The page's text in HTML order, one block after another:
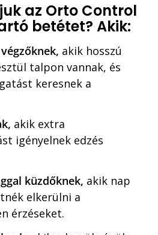
az Orto Control
betétet? Akik:
akik hosszú
talpon vannak, és
keresnek a
akik extra
igényelnek edzés
küzdőknek, akik nap
elkerülni a
érzéseket.